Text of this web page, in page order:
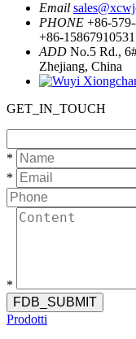
Email
PHONE +86-
+86-15867910531
ADD No.5 Rd.,
Zhejiang, China
GET_IN_TOUCH
*
*
*
FDB_SUBMIT
Prodotti